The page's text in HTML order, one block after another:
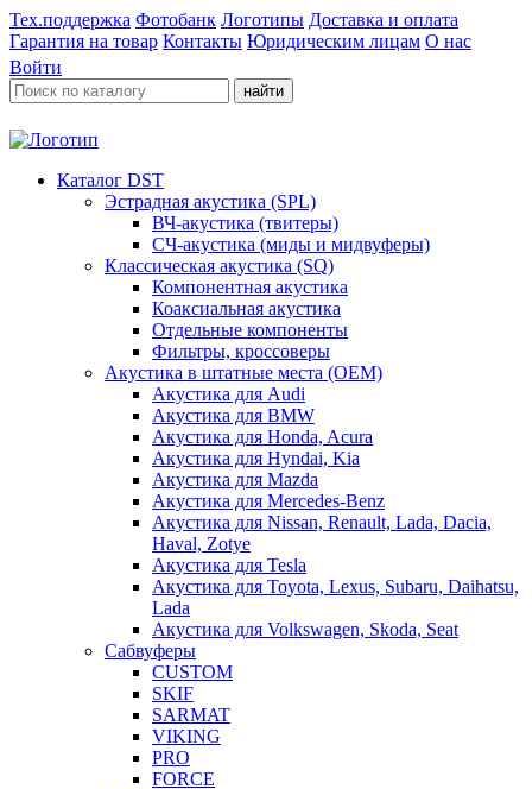
Тех.поддержка Фотобанк Логотипы Доставка и оплата
Гарантия на товар Контакты Юридическим лицам О нас
Войти
найти
Каталог DST
Эстрадная акустика (SPL)
ВЧ-акустика (твитеры)
СЧ-акустика (миды и мидвуферы)
Классическая акустика (SQ)
Компонентная акустика
Коаксиальная акустика
Отдельные компоненты
Фильтры, кроссоверы
Акустика в штатные места (OEM)
Акустика для Audi
Акустика для BMW
Акустика для Honda, Acura
Акустика для Hyndai, Kia
Акустика для Mazda
Акустика для Mercedes-Benz
Акустика для Nissan, Renault, Lada, Dacia,
Haval, Zotye
Акустика для Tesla
Акустика для Toyota, Lexus, Subaru, Daihatsu,
Lada
Акустика для Volkswagen, Skoda, Seat
Сабвуферы
CUSTOM
SKIF
SARMAT
VIKING
PRO
FORCE